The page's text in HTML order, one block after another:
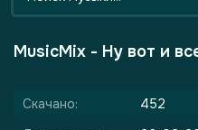
MusicMix - Ну вот и
Скачано:
452